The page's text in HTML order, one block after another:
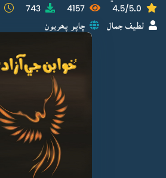
4.5/5.0
4157
743
لطيف جمال ڇاپو پھريون